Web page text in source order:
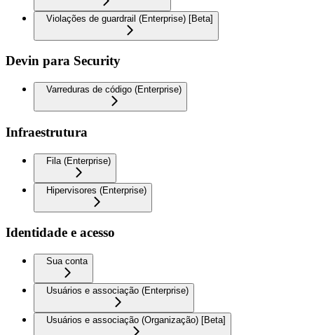
Violações de guardrail (Enterprise) [Beta]
Devin para Security
Varreduras de código (Enterprise)
Infraestrutura
Fila (Enterprise)
Hipervisores (Enterprise)
Identidade e acesso
Sua conta
Usuários e associação (Enterprise)
Usuários e associação (Organização) [Beta]